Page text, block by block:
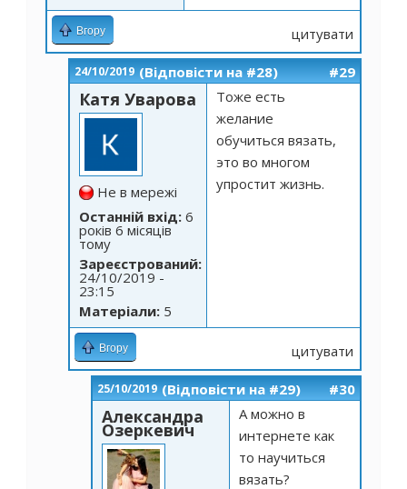
Вгору цитувати
24/10/2019 (Відповісти на #28) #29
Катя Уварова
Не в мережі
Останній вхід: 6
років 6 місяців
тому
Зареєстрований:
24/10/2019 -
23:15
Матеріали: 5
Тоже есть
желание
обучиться вязать,
это во многом
упростит жизнь.
Вгору цитувати
25/10/2019 (Відповісти на #29) #30
Александра
Озеркевич
А можно в
интернете как
то научиться
вязать?